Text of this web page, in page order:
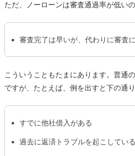
ただ、ノーローンは審査通過率が低い
審査完了は早いが、代わりに審査
こういうこともたまにあります。普通
ですが、たとえば、例を出すと下の通り
すでに他社借入がある
過去に返済トラブルを起こしている